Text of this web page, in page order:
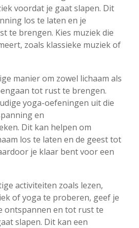
voordat je gaat slapen. Dit
los te laten en je
te brengen. Kies muziek die
zoals klassieke muziek of
manier om zowel lichaam als
tot rust te brengen.
yoga-oefeningen uit die
en
Dit kan helpen om
los te laten en de geest tot
je klaar bent voor een
activiteiten zoals lezen,
of yoga te proberen, geef je
ontspannen en tot rust te
slapen. Dit kan een